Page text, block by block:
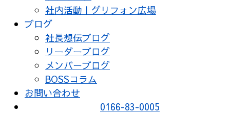
社内活動｜グリフォン広場
ブログ
社長想伝ブログ
リーダーブログ
メンバーブログ
BOSSコラム
お問い合わせ
0166-83-0005